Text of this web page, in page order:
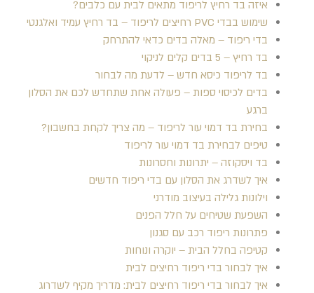
איזה בד רחיץ לריפוד מתאים לבית עם כלבים?
שימוש בבדי PVC רחיצים לריפוד – בד רחיץ עמיד ואלגנטי
בדי ריפוד – מאלה בדים כדאי להתרחק
בד רחיץ – 5 בדים קלים לניקוי
בד לריפוד כיסא חדש – לדעת מה לבחור
בדים לכיסוי ספות – פעולה אחת שתחדש לכם את הסלון
ברגע
בחירת בד דמוי עור לריפוד – מה צריך לקחת בחשבון?
טיפים לבחירת בד דמוי עור לריפוד
בד ויסקוזה – יתרונות וחסרונות
איך לשדרג את הסלון עם בדי ריפוד חדשים
וילונות גלילה בעיצוב מודרני
השפעת שטיחים על חלל הפנים
פתרונות ריפוד רכב עם סגנון
קטיפה בחלל הבית – יוקרה ונוחות
איך לבחור בדי ריפוד רחיצים לבית
איך לבחור בדי ריפוד רחיצים לבית: מדריך מקיף לשדרוג